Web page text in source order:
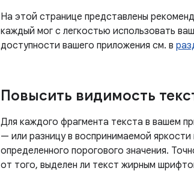
На этой странице представлены
каждый мог с легкостью использовать
доступности вашего приложения см. в
Повысить видимость
Для каждого фрагмента текста в вашем
— или разницу в воспринимаемой
определенного порогового значения.
от того, выделен ли текст жирным